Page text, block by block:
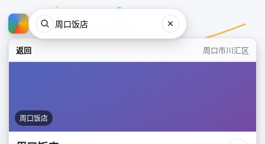
返回 周口市川汇区
周口饭店